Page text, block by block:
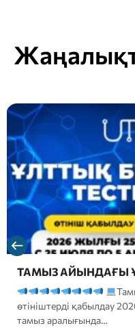
Құрметті
сіздердің
жылына түсуге
Кешенді тестілеу 20